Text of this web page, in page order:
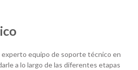
equipo de soporte técnico en
a lo largo de las diferentes etapas